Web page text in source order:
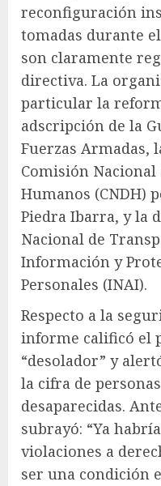
reconfiguración
tomadas durante
son claramente
directiva. La
particular la
adscripción de la
Fuerzas Armadas,
Comisión Nacional
Humanos (CNDH)
Piedra Ibarra, y la
Nacional de
Información y
Personales (INAI).
Respecto a la
informe calificó el
“desolador” y
la cifra de
desaparecidas.
subrayó: “Ya
violaciones a
ser una condición